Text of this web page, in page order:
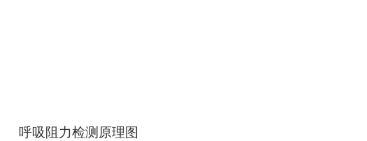
呼吸阻力检测原理图